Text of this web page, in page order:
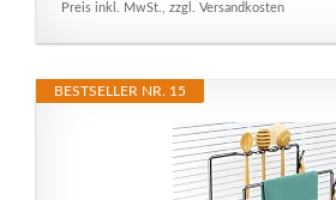
Preis inkl. MwSt., zzgl. Versandkosten
BESTSELLER NR. 15